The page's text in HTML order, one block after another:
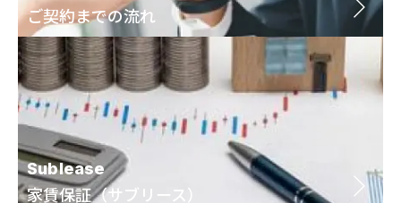
ご契約までの流れ
Sublease
家賃保証（サブリース）